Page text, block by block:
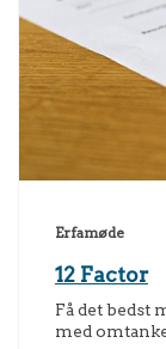
Erfamøde
12 Factor
Få det bedst
med